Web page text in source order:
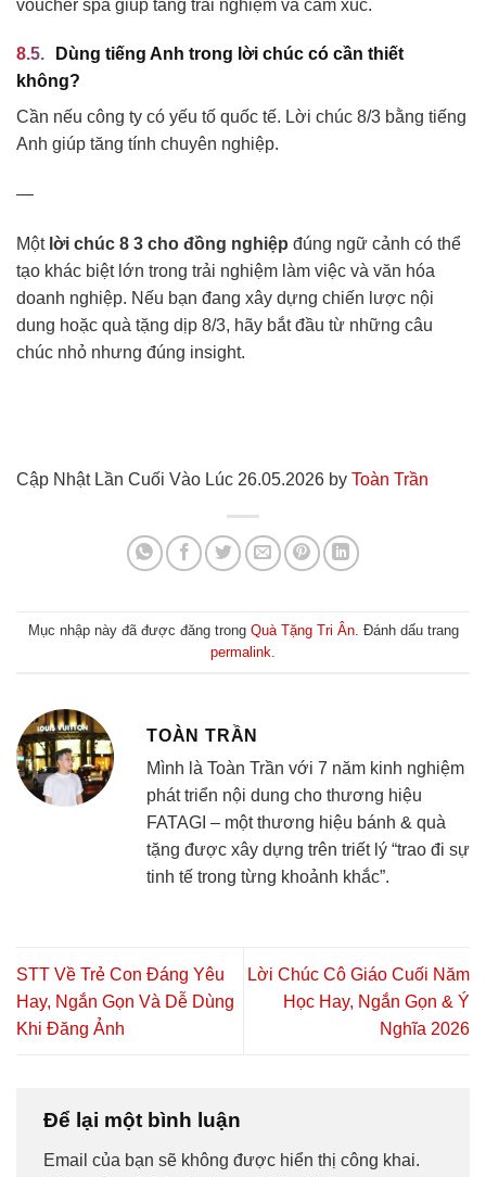
voucher spa giúp tăng trải nghiệm và cảm xúc.
Dùng tiếng Anh trong lời chúc có cần thiết
không?
Cần nếu công ty có yếu tố quốc tế. Lời chúc 8/3 bằng tiếng
Anh giúp tăng tính chuyên nghiệp.
—
Một lời chúc 8 3 cho đồng nghiệp đúng ngữ cảnh có thể
tạo khác biệt lớn trong trải nghiệm làm việc và văn hóa
doanh nghiệp. Nếu bạn đang xây dựng chiến lược nội
dung hoặc quà tặng dịp 8/3, hãy bắt đầu từ những câu
chúc nhỏ nhưng đúng insight.
Cập Nhật Lần Cuối Vào Lúc 26.05.2026 by Toàn Trần
Mục nhập này đã được đăng trong Quà Tặng Tri Ân. Đánh dấu trang
permalink
TOÀN TRẦN
Mình là Toàn Trần với 7 năm kinh nghiệm
phát triển nội dung cho thương hiệu
FATAGI – một thương hiệu bánh & quà
tặng được xây dựng trên triết lý “trao đi sự
tinh tế trong từng khoảnh khắc”.
STT Về Trẻ Con Đáng Yêu
Hay, Ngắn Gọn Và Dễ Dùng
Khi Đăng Ảnh
Lời Chúc Cô Giáo Cuối Năm
Học Hay, Ngắn Gọn & Ý
Nghĩa 2026
Để lại một bình luận
Email của bạn sẽ không được hiển thị công khai.